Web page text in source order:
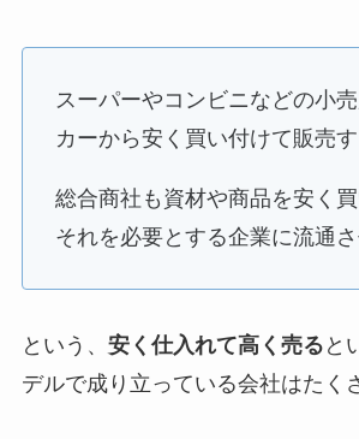
スーパーやコンビニなどの小
カーから安く買い付けて販売す
総合商社も資材や商品を安く買
それを必要とする企業に流通さ
という、 安く仕入れて高く売る と
デルで成り立っている会社はたく